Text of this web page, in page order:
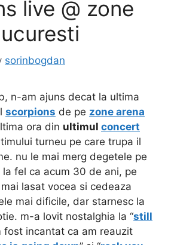
live @ zone
sorinbogdan
n-am ajuns decat la ultima
scorpions de pe zone arena
ora din ultimul concert
turneu pe care trupa il
nu le mai merg degetele pe
fel ca acum 30 de ani, pe
lasat vocea si cedeaza
mai dificile, dar starnesc la
m-a lovit nostalghia la “still
fost incantat ca am reauzit